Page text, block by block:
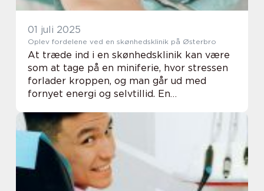
01 juli 2025
Oplev fordelene ved en skønhedsklinik på Østerbro
At træde ind i en skønhedsklinik kan være
som at tage på en miniferie, hvor stressen
forlader kroppen, og man går ud med
fornyet energi og selvtillid. En
bred v...